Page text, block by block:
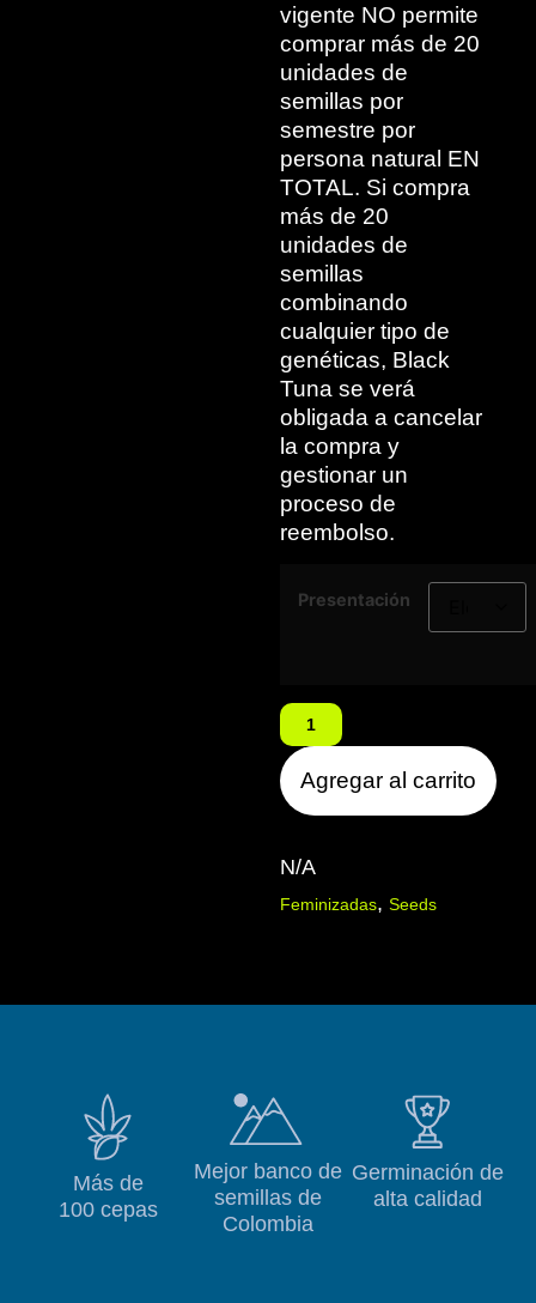
vigente NO permite
comprar más de 20
unidades de
semillas por
semestre por
persona natural EN
TOTAL. Si compra
más de 20
unidades de
semillas
combinando
cualquier tipo de
genéticas, Black
Tuna se verá
obligada a cancelar
la compra y
gestionar un
proceso de
reembolso.
Presentación
Agregar al carrito
N/A
Feminizadas, Seeds
Más de
100 cepas
Mejor banco de
semillas de
Colombia
Germinación de
alta calidad